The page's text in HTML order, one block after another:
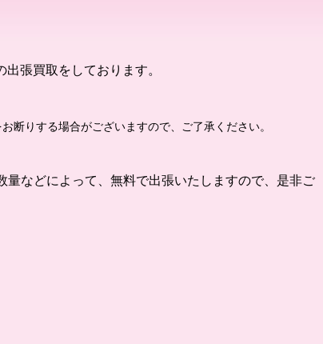
張買取をしております。
断りする場合がございますので、ご了承ください。
などによって、無料で出張いたしますので、是非ご